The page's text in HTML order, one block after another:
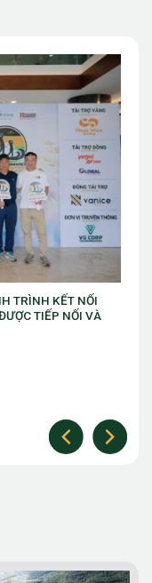
bị khởi tranh lần